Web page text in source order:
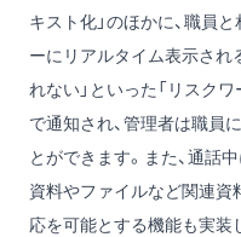
キスト化」のほかに、職員
ーにリアルタイム表示され
れない」といった「リスク
で通知され、管理者は職員
とができます。また、通話
資料やファイルなど関連資
応を可能とする機能も実装